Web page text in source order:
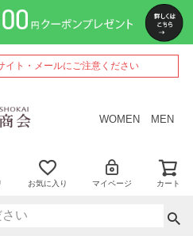
ト・メールにご注意ください
WOMEN MEN
お気に入り マイページ カート
ペー
ジト
ップ
へ